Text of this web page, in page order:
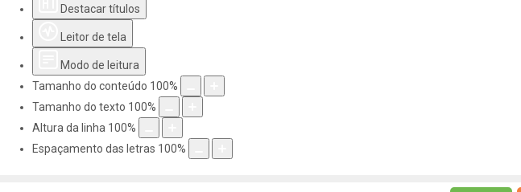
Destacar títulos
Leitor de tela
Modo de leitura
Tamanho do conteúdo 100%
Tamanho do texto 100%
Altura da linha 100%
Espaçamento das letras 100%